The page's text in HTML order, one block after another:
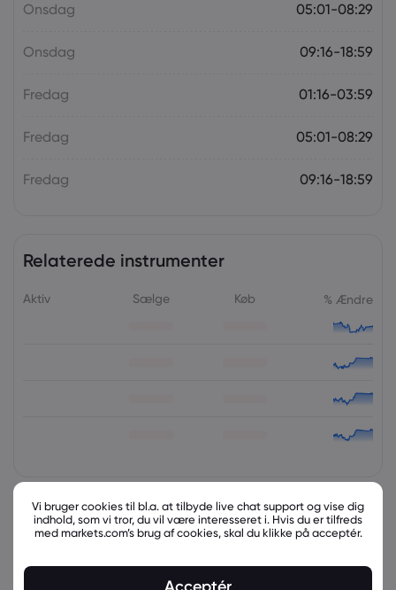
Onsdag 05:01-08:29
Onsdag 09:16-18:59
Fredag 01:16-03:59
Fredag 05:01-08:29
Fredag 09:16-18:59
Relaterede instrumenter
Aktiv Sælge Køb % Ændre
latest_education_articles
Vi bruger cookies til bl.a. at tilbyde live chat support og vise dig
indhold, som vi tror, du vil være interesseret i. Hvis du er tilfreds
med markets.com’s brug af cookies, skal du klikke på acceptér.